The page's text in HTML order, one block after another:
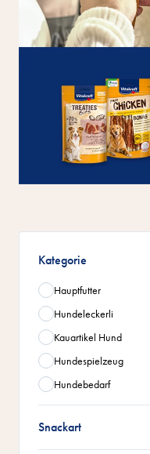
Zur Produktliste springen
Kategorie
Hauptfutter
Hundeleckerli
Kauartikel Hund
Hundespielzeug
Hundebedarf
Snackart